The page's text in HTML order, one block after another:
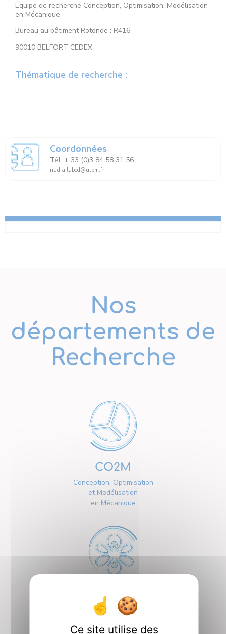
Équipe de recherche Conception, Optimisation, Modélisation
en Mécanique.
Bureau au bâtiment Rotonde : R416
90010 BELFORT CEDEX
Thématique de recherche :
Coordonnées
Tél. + 33 (0)3 84 58 31 56
nadia.labed@utbm.fr
Nos
départements de
Recherche
CO2M
Conception, Optimisation
et Modélisation
en Mécanique
Interactions et
Contrôle Quantiques
Ce site utilise des